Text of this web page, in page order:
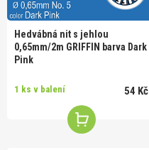
Hedvábná nit s jehlou
0,65mm/2m GRIFFIN barva Dark
Pink
1 ks v balení 54 Kč